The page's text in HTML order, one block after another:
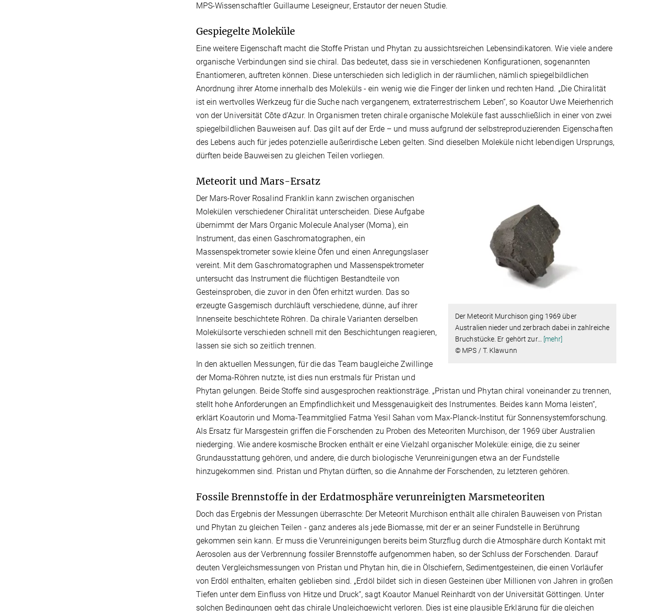
MPS-Wissenschaftler Guillaume Leseigneur, Erstautor der neuen Studie.
Gespiegelte Moleküle
Eine weitere Eigenschaft macht die Stoffe Pristan und Phytan zu aussichtsreichen Lebensindikatoren. Wie viele andere
organische Verbindungen sind sie chiral. Das bedeutet, dass sie in verschiedenen Konfigurationen, sogenannten
Enantiomeren, auftreten können. Diese unterschieden sich lediglich in der räumlichen, nämlich spiegelbildlichen
Anordnung ihrer Atome innerhalb des Moleküls - ein wenig wie die Finger der linken und rechten Hand. „Die Chiralität
ist ein wertvolles Werkzeug für die Suche nach vergangenem, extraterrestrischem Leben“, so Koautor Uwe Meierhenrich
von der Universität Côte d’Azur. In Organismen treten chirale organische Moleküle fast ausschließlich in einer von zwei
spiegelbildlichen Bauweisen auf. Das gilt auf der Erde – und muss aufgrund der selbstreproduzierenden Eigenschaften
des Lebens auch für jedes potenzielle außerirdische Leben gelten. Sind dieselben Moleküle nicht lebendigen Ursprungs,
dürften beide Bauweisen zu gleichen Teilen vorliegen.
Meteorit und Mars-Ersatz
Der Meteorit Murchison ging 1969 über
Australien nieder und zerbrach dabei in zahlreiche
Bruchstücke. Er gehört zur…
[mehr]
© MPS / T. Klawunn
Der Mars-Rover Rosalind Franklin kann zwischen organischen
Molekülen verschiedener Chiralität unterscheiden. Diese Aufgabe
übernimmt der Mars Organic Molecule Analyser (Moma), ein
Instrument, das einen Gaschromatographen, ein
Massenspektrometer sowie kleine Öfen und einen Anregungslaser
vereint. Mit dem Gaschromatographen und Massenspektrometer
untersucht das Instrument die flüchtigen Bestandteile von
Gesteinsproben, die zuvor in den Öfen erhitzt wurden. Das so
erzeugte Gasgemisch durchläuft verschiedene, dünne, auf ihrer
Innenseite beschichtete Röhren. Da chirale Varianten derselben
Molekülsorte verschieden schnell mit den Beschichtungen reagieren,
lassen sie sich so zeitlich trennen.
In den aktuellen Messungen, für die das Team baugleiche Zwillinge
der Moma-Röhren nutzte, ist dies nun erstmals für Pristan und
Phytan gelungen. Beide Stoffe sind ausgesprochen reaktionsträge. „Pristan und Phytan chiral voneinander zu trennen,
stellt hohe Anforderungen an Empfindlichkeit und Messgenauigkeit des Instrumentes. Beides kann Moma leisten“,
erklärt Koautorin und Moma-Teammitglied Fatma Yesil Sahan vom Max-Planck-Institut für Sonnensystemforschung.
Als Ersatz für Marsgestein griffen die Forschenden zu Proben des Meteoriten Murchison, der 1969 über Australien
niederging. Wie andere kosmische Brocken enthält er eine Vielzahl organischer Moleküle: einige, die zu seiner
Grundausstattung gehören, und andere, die durch biologische Verunreinigungen etwa an der Fundstelle
hinzugekommen sind. Pristan und Phytan dürften, so die Annahme der Forschenden, zu letzteren gehören.
Fossile Brennstoffe in der Erdatmosphäre verunreinigten Marsmeteoriten
Doch das Ergebnis der Messungen überraschte: Der Meteorit Murchison enthält alle chiralen Bauweisen von Pristan
und Phytan zu gleichen Teilen - ganz anderes als jede Biomasse, mit der er an seiner Fundstelle in Berührung
gekommen sein kann. Er muss die Verunreinigungen bereits beim Sturzflug durch die Atmosphäre durch Kontakt mit
Aerosolen aus der Verbrennung fossiler Brennstoffe aufgenommen haben, so der Schluss der Forschenden. Darauf
deuten Vergleichsmessungen von Pristan und Phytan hin, die in Ölschiefern, Sedimentgesteinen, die einen Vorläufer
von Erdöl enthalten, erhalten geblieben sind. „Erdöl bildet sich in diesen Gesteinen über Millionen von Jahren in großen
Tiefen unter dem Einfluss von Hitze und Druck“, sagt Koautor Manuel Reinhardt von der Universität Göttingen. Unter
solchen Bedingungen geht das chirale Ungleichgewicht verloren. Dies ist eine plausible Erklärung für die gleichen